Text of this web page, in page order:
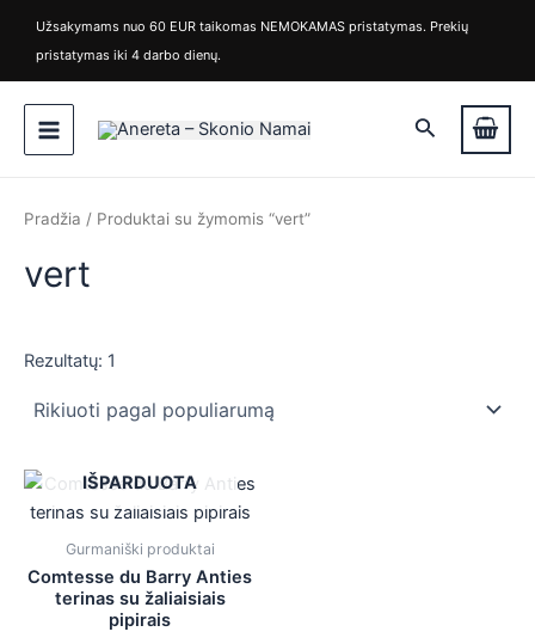
turinio
Užsakymams nuo 60 EUR taikomas NEMOKAMAS pristatymas. Prekių
pristatymas iki 4 darbo dienų.
Main
Menu
Paieška
k
a
n
s
k
i
Pradžia / Produktai su žymomis “vert”
vert
Rezultatų: 1
IŠPARDUOTA
Gurmaniški produktai
Comtesse du Barry Anties
terinas su žaliaisiais
pipirais